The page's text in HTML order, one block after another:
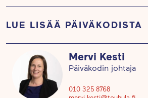
LUE LISÄÄ PÄIVÄKODISTA
säällä.
Jokaisessa ryhmässä on ohjattu
Mervi Kesti
Päiväkodin johtaja
010 325 8768